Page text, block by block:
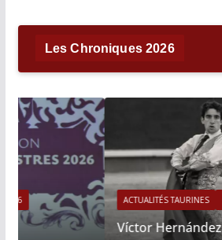
Les Chroniques 2026
ACTUALITÉS TAURINES CHRONIQUES
Víctor Hernández : le courage